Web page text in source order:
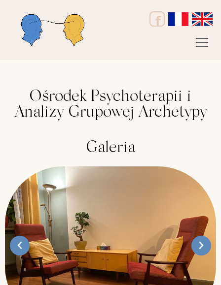
Ośrodek Psychoterapii i
Analizy Grupowej Archetypy
Galeria